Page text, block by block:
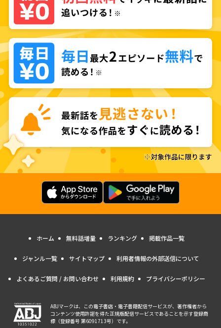
ホーム 無料話増量 ランキング 掲載作品一覧
ジャンル一覧 サイトマップ 利用者情報の外部送信について
よくあるご質問 / お問い合わせ 利用規約 プライバシーポリシー
ABJマークは、この電子書店・電子書籍配信サービスが、著作権者から
コンテンツ使用許諾を得た正規版配信サービスであることを示す登録商
標（登録番号 第6091713号）です。